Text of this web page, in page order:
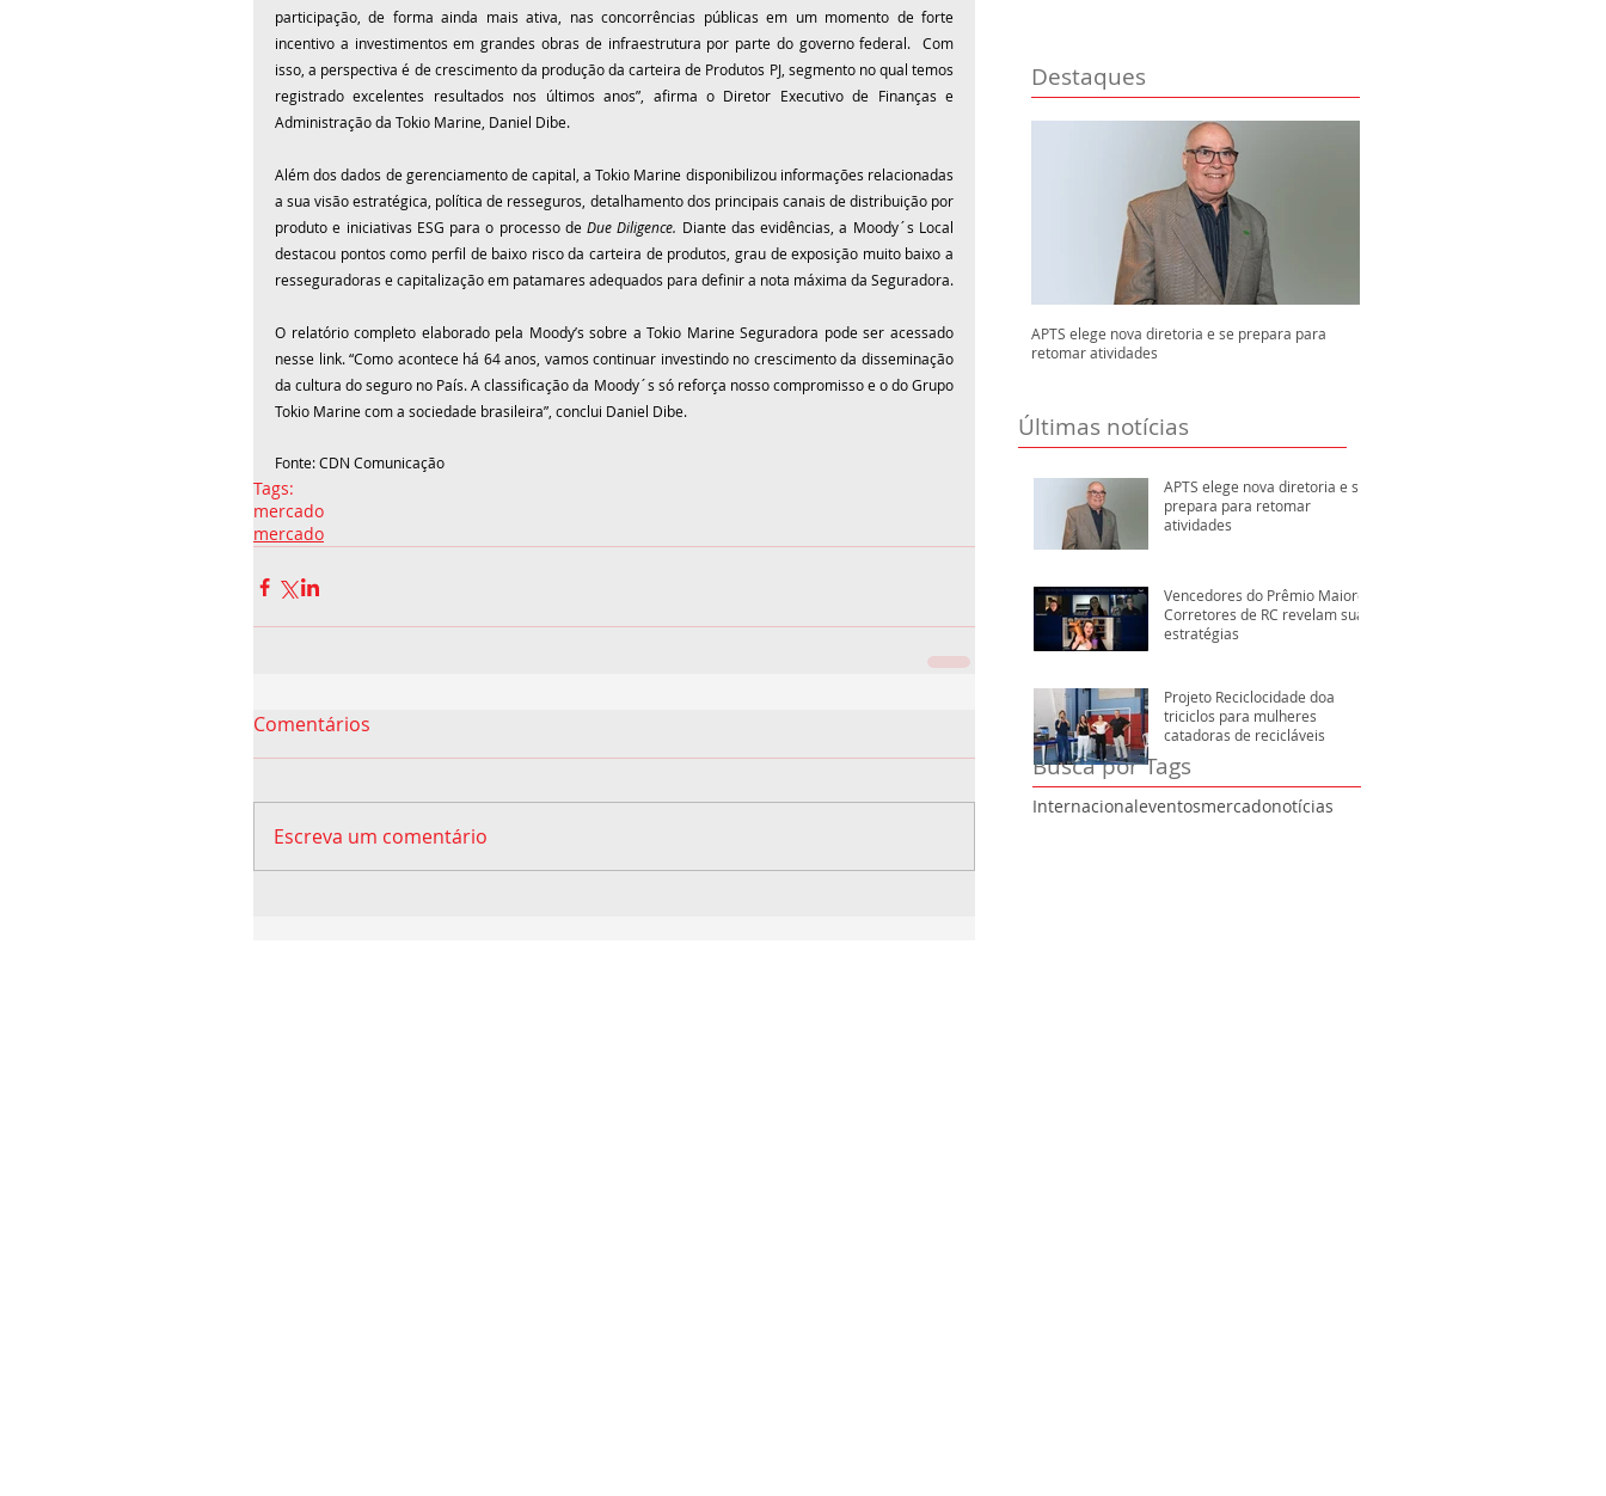
Destaques
APTS elege nova diretoria e se prepara para
retomar atividades
Busca por Tags
Internacionaleventosmercadonotícias
Últimas notícias
APTS elege nova diretoria e se
prepara para retomar
atividades
Vencedores do Prêmio Maiores
Corretores de RC revelam suas
estratégias
Projeto Reciclocidade doa
triciclos para mulheres
catadoras de recicláveis
participação, de forma ainda mais ativa, nas concorrências públicas em um momento de forte
incentivo a investimentos em grandes obras de infraestrutura por parte do governo federal.  Com
isso, a perspectiva é de crescimento da produção da carteira de Produtos PJ, segmento no qual temos
registrado excelentes resultados nos últimos anos”, afirma o Diretor Executivo de Finanças e
Administração da Tokio Marine, Daniel Dibe.
Além dos dados de gerenciamento de capital, a Tokio Marine disponibilizou informações relacionadas
a sua visão estratégica, política de resseguros, detalhamento dos principais canais de distribuição por
produto e iniciativas ESG para o processo de Due Diligence. Diante das evidências, a Moody´s Local
destacou pontos como perfil de baixo risco da carteira de produtos, grau de exposição muito baixo a
resseguradoras e capitalização em patamares adequados para definir a nota máxima da Seguradora.
O relatório completo elaborado pela Moody’s sobre a Tokio Marine Seguradora pode ser acessado
nesse link. “Como acontece há 64 anos, vamos continuar investindo no crescimento da disseminação
da cultura do seguro no País. A classificação da Moody´s só reforça nosso compromisso e o do Grupo
Tokio Marine com a sociedade brasileira”, conclui Daniel Dibe.
Fonte: CDN Comunicação
Tags:
mercado
mercado
Comentários
Escreva um comentário